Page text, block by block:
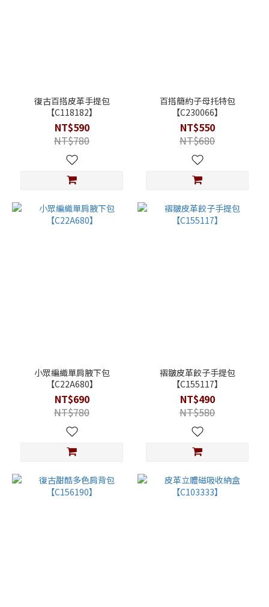
復古百搭皮革手提包
【C118182】
NT$590
NT$780
百搭簡約子母托特包
【C230066】
NT$550
NT$680
小眾編織單肩腋下包
【C22A680】
NT$690
NT$780
褶皺皮革餃子手提包
【C155117】
NT$490
NT$580